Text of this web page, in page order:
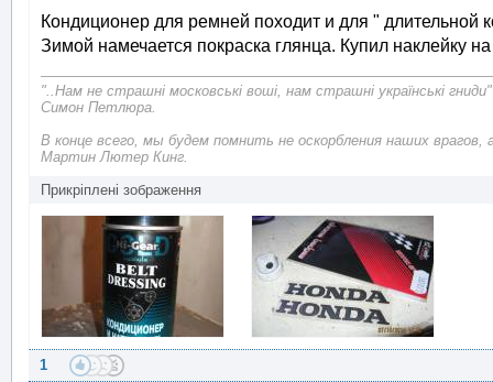
Кондиционер для ремней походит и для " длительной
Зимой намечается покраска глянца. Купил наклейку
"..Нам не страшні московські воші, нам страшні українські гниди"
Симон Петлюра.
В конце всего, мы будем помнить не оскорбления наших врагов,
Мартин Лютер Кинг.
Прикріплені зображення
1